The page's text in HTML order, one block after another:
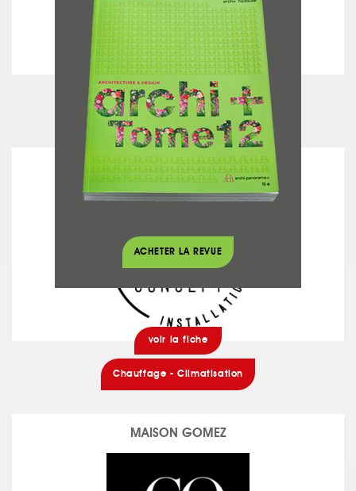
voir la fiche
Peinture
AQUA ENERGIE CONCEPT
voir la fiche
Chauffage - Climatisation
MAISON GOMEZ
ACHETER LA REVUE